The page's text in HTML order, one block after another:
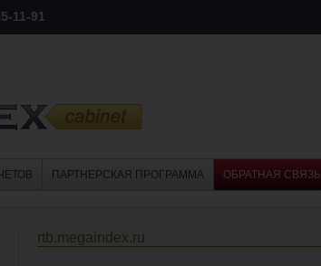
11-91
ПАРТНЕРСКАЯ ПРОГРАММА ОБРАТНАЯ СВЯЗЬ
rtb.megaindex.ru